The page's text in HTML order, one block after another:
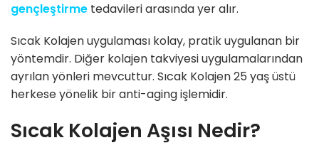
gençleştirme tedavileri arasında yer alır.
Sıcak Kolajen uygulaması kolay, pratik uygulanan bir
yöntemdir. Diğer kolajen takviyesi uygulamalarından
ayrılan yönleri mevcuttur. Sıcak Kolajen 25 yaş üstü
herkese yönelik bir anti-aging işlemidir.
Sıcak Kolajen Aşısı Nedir?